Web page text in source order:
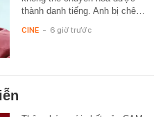
thành danh tiếng. Anh bị chê…
CINE - 6 giờ trước